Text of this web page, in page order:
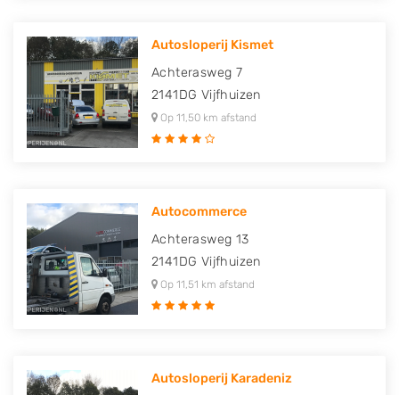
Autosloperij Kismet
Achterasweg 7
2141DG Vijfhuizen
Op 11,50 km afstand
Autocommerce
Achterasweg 13
2141DG Vijfhuizen
Op 11,51 km afstand
Autosloperij Karadeniz